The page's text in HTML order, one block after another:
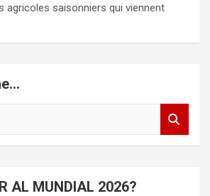
agricoles saisonniers qui viennent
AL MUNDIAL 2026?